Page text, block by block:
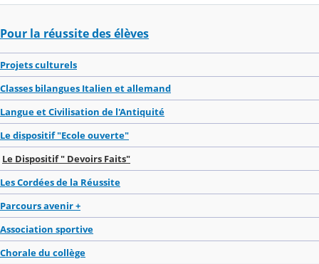
Pour la réussite des élèves
Projets culturels
Classes bilangues Italien et allemand
Langue et Civilisation de l'Antiquité
Le dispositif "Ecole ouverte"
Le Dispositif " Devoirs Faits"
Les Cordées de la Réussite
Parcours avenir +
Association sportive
Chorale du collège